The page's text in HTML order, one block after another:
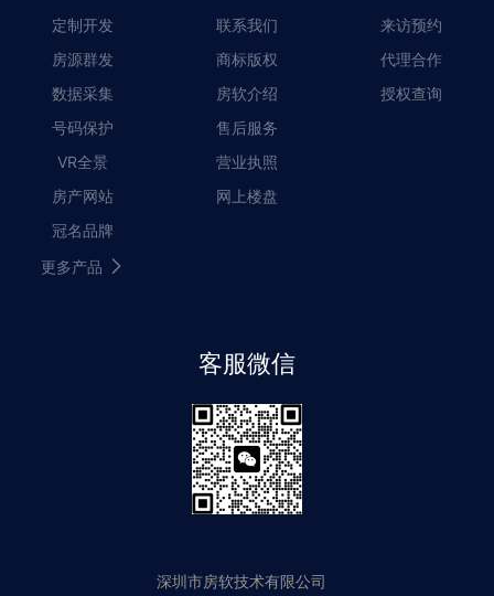
定制开发
房源群发
数据采集
号码保护
VR全景
房产网站
冠名品牌
更多产品
联系我们
商标版权
房软介绍
售后服务
营业执照
网上楼盘
来访预约
代理合作
授权查询
客服微信
深圳市房软技术有限公司